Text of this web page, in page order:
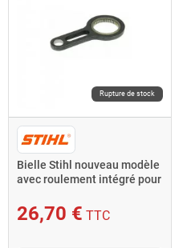
Rupture de stock
Bielle Stihl nouveau modèle
avec roulement intégré pour
26,70 € TTC